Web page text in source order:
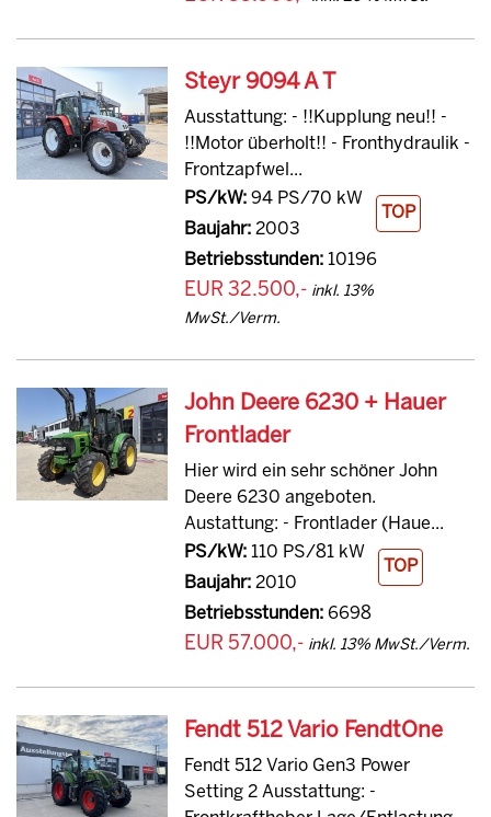
Steyr 9094 A T
Ausstattung: - !!Kupplung neu!! -
!!Motor überholt!! - Fronthydraulik -
Frontzapfwel...
PS/kW:94 PS/70 kW
Baujahr:2003
Betriebsstunden:10196
TOP
EUR 32.500,- inkl. 13%
MwSt./Verm.
John Deere 6230 + Hauer
Frontlader
Hier wird ein sehr schöner John
Deere 6230 angeboten.
Austattung: - Frontlader (Haue...
PS/kW:110 PS/81 kW
Baujahr:2010
Betriebsstunden:6698
TOP
EUR 57.000,- inkl. 13% MwSt./Verm.
Fendt 512 Vario FendtOne
Fendt 512 Vario Gen3 Power
Setting 2 Ausstattung: -